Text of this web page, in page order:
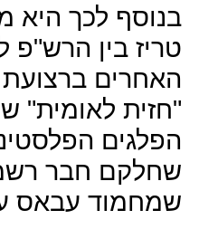
בנוסף לכך היא
טריז בין הרש"פ
האחרים ברצועת
"חזית לאומית"
הפלגים
שחלקם חבר
שמחמוד עבאס